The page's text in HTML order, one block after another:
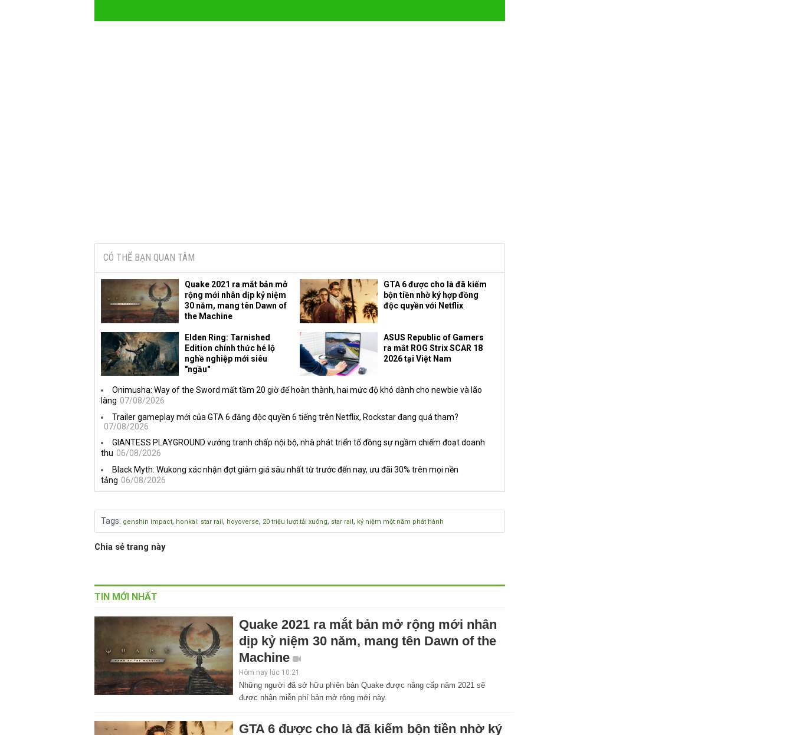
CÓ THỂ BẠN QUAN TÂM
Quake 2021 ra mắt bản mở
rộng mới nhân dịp kỷ niệm
30 năm, mang tên Dawn of
the Machine
GTA 6 được cho là đã kiếm
bộn tiền nhờ ký hợp đồng
độc quyền với Netflix
Elden Ring: Tarnished
Edition chính thức hé lộ
nghề nghiệp mới siêu
"ngầu"
ASUS Republic of Gamers
ra mắt ROG Strix SCAR 18
2026 tại Việt Nam
Onimusha: Way of the Sword mất tầm 20 giờ để hoàn thành, hai mức độ khó dành cho newbie và lão
làng 07/08/2026
Trailer gameplay mới của GTA 6 đăng độc quyền 6 tiếng trên Netflix, Rockstar đang quá tham?
07/08/2026
GIANTESS PLAYGROUND vướng tranh chấp nội bộ, nhà phát triển tố đồng sự ngầm chiếm đoạt doanh
thu 06/08/2026
Black Myth: Wukong xác nhận đợt giảm giá sâu nhất từ trước đến nay, ưu đãi 30% trên mọi nền
tảng 06/08/2026
Tags: genshin impact, honkai: star rail , hoyoverse, 20 triệu lượt tải xuống, star rail , kỷ niệm một năm phát hành
Chia sẻ trang này
TIN MỚI NHẤT
Quake 2021 ra mắt bản mở rộng mới nhân
dịp kỷ niệm 30 năm, mang tên Dawn of the
Machine
Hôm nay lúc 10:21
Những người đã sở hữu phiên bản Quake được nâng cấp năm 2021 sẽ
được nhận miễn phí bản mở rộng mới này.
GTA 6 được cho là đã kiếm bộn tiền nhờ ký